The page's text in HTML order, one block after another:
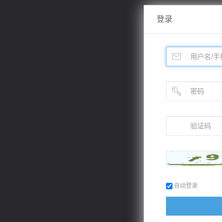
登录
自动登录